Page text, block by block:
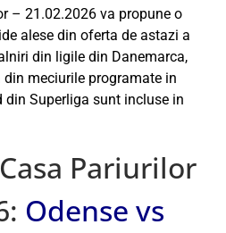
– 21.02.2026 va propune o
alese din oferta de astazi a
din ligile din Danemarca,
meciurile programate in
din Superliga sunt incluse in
Pariurilor
Odense vs